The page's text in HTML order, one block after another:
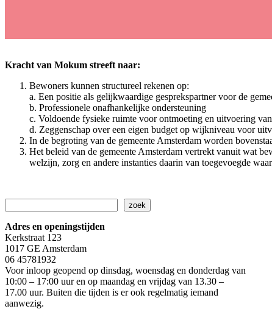
Kracht van Mokum streeft naar:
Bewoners kunnen structureel rekenen op:
a. Een positie als gelijkwaardige gesprekspartner voor de
b. Professionele onafhankelijke ondersteuning
c. Voldoende fysieke ruimte voor ontmoeting en uitvoering
d. Zeggenschap over een eigen budget op wijkniveau voor
In de begroting van de gemeente Amsterdam worden
Het beleid van de gemeente Amsterdam vertrekt vanuit wat
welzijn, zorg en andere instanties daarin van toegevoegde
zoek
Adres en openingstijden
Kerkstraat 123
1017 GE Amsterdam
06 45781932
Voor inloop geopend op dinsdag, woensdag en donderdag van
10:00 – 17:00 uur en op maandag en vrijdag van 13.30 –
17.00 uur. Buiten die tijden is er ook regelmatig iemand
aanwezig.